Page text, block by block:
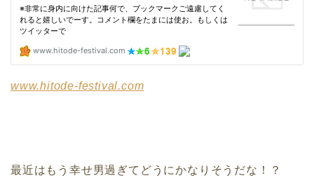
www.hitode-festival.com
最近はもう幸せ男過ぎてどうにかなりそうだな！？